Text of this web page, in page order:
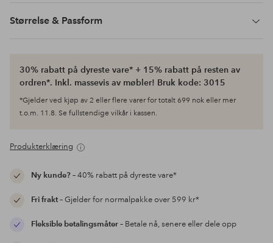
Størrelse & Passform
30% rabatt på dyreste vare* + 15% rabatt på resten av
ordren*. Inkl. massevis av møbler! Bruk kode: 3015
*Gjelder ved kjøp av 2 eller flere varer for totalt 699 nok eller mer
t.o.m. 11.8. Se fullstendige vilkår i kassen.
Produkterklæring
Ny kunde?– 40% rabatt på dyreste vare*
Fri frakt– Gjelder for normalpakke over 599 kr*
Fleksible betalingsmåter– Betale nå, senere eller dele opp